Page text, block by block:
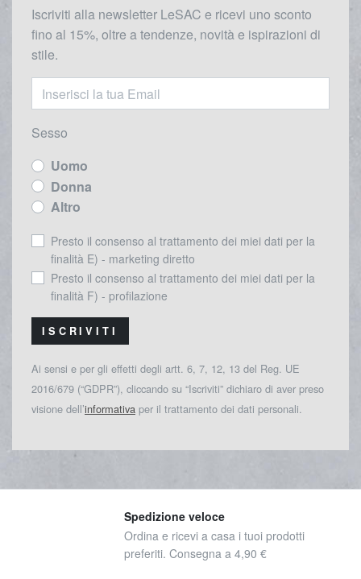
Iscriviti alla newsletter LeSAC e ricevi uno sconto
fino al 15%, oltre a tendenze, novità e ispirazioni di
stile.
Sesso
Uomo
Donna
Altro
Presto il consenso al trattamento dei miei dati per la
finalità E) - marketing diretto
Presto il consenso al trattamento dei miei dati per la
finalità F) - profilazione
ISCRIVITI
Ai sensi e per gli effetti degli artt. 6, 7, 12, 13 del Reg. UE
2016/679 (“GDPR”), cliccando su “Iscriviti” dichiaro di aver preso
visione dell’informativa per il trattamento dei dati personali.
Spedizione veloce
Ordina e ricevi a casa i tuoi prodotti
preferiti. Consegna a 4,90 €